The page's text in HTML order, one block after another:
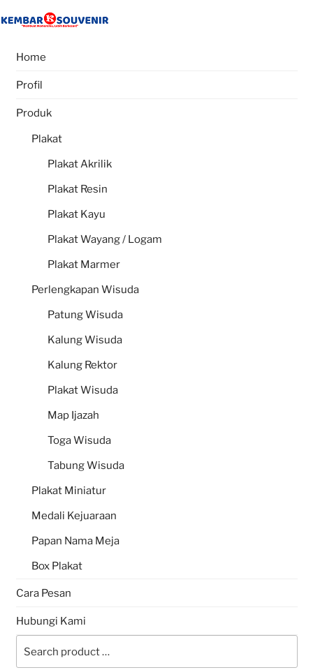
to
Home
Profil
Produk
Plakat
Plakat Akrilik
Plakat Resin
Plakat Kayu
Plakat Wayang / Logam
Plakat Marmer
Perlengkapan Wisuda
Patung Wisuda
Kalung Wisuda
Kalung Rektor
Plakat Wisuda
Map Ijazah
Toga Wisuda
Tabung Wisuda
Plakat Miniatur
Medali Kejuaraan
Papan Nama Meja
Box Plakat
Cara Pesan
Hubungi Kami
for: